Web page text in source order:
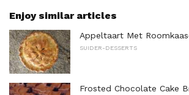
Enjoy similar articles
Appeltaart Met
SUIDER-DESSERTS
Frosted Chocolate Cake